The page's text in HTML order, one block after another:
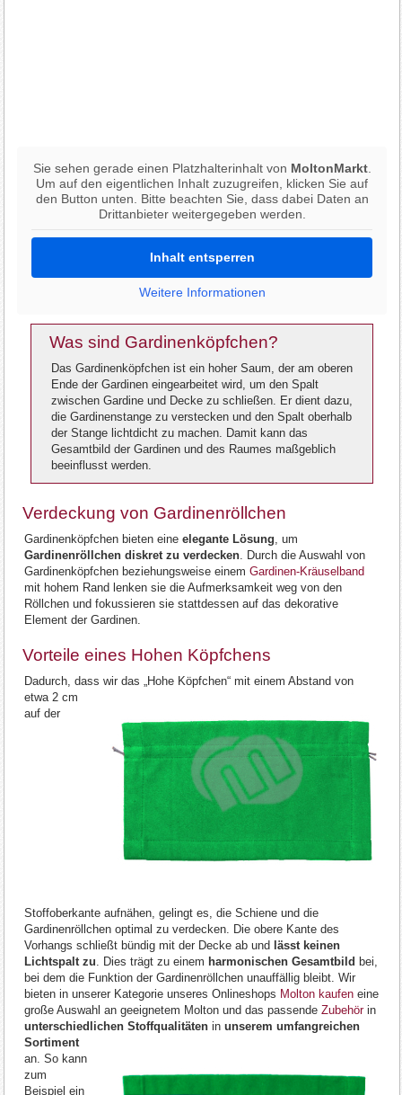
Sie sehen gerade einen Platzhalterinhalt von MoltonMarkt.
Um auf den eigentlichen Inhalt zuzugreifen, klicken Sie auf
den Button unten. Bitte beachten Sie, dass dabei Daten an
Drittanbieter weitergegeben werden.
Inhalt entsperren
Weitere Informationen
Was sind Gardinenköpfchen?
Das Gardinenköpfchen ist ein hoher Saum, der am oberen
Ende der Gardinen eingearbeitet wird, um den Spalt
zwischen Gardine und Decke zu schließen. Er dient dazu,
die Gardinenstange zu verstecken und den Spalt oberhalb
der Stange lichtdicht zu machen. Damit kann das
Gesamtbild der Gardinen und des Raumes maßgeblich
beeinflusst werden.
Verdeckung von Gardinenröllchen
Gardinenköpfchen bieten eineelegante Lösung, um
Gardinenröllchen diskret zu verdecken. Durch die Auswahl von
Gardinenköpfchen beziehungsweise einemGardinen-Kräuselband
mit hohem Rand lenken sie die Aufmerksamkeit weg von den
Röllchen und fokussieren sie stattdessen auf das dekorative
Element der Gardinen.
Vorteile eines Hohen Köpfchens
Dadurch, dass wir das „Hohe Köpfchen“ mit einem Abstand von
etwa 2 cm
auf der
Stoffoberkante aufnähen, gelingt es, die Schiene und die
Gardinenröllchen optimal zu verdecken. Die obere Kante des
Vorhangs schließt bündig mit der Decke ab und lässt keinen
Lichtspalt zu. Dies trägt zu einem harmonischen Gesamtbild bei,
bei dem die Funktion der Gardinenröllchen unauffällig bleibt. Wir
bieten in unserer Kategorie unseres Onlineshops Molton kaufen eine
große Auswahl an geeignetem Molton und das passendeZubehörin
unterschiedlichen Stoffqualitäten in unserem umfangreichen
Sortiment
an. So kann
zum
Beispiel ein